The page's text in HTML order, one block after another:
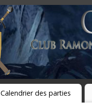
Calendrier des parties